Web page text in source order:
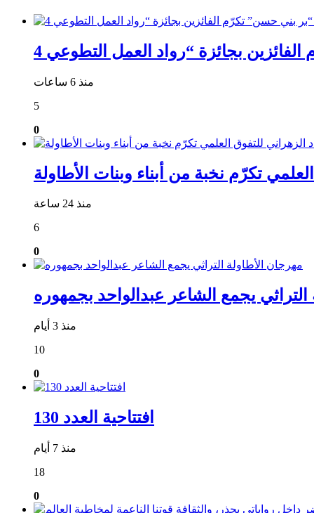
منذ 6 ساعات
5
0
تكرّم نخبة من أبناء وبنات الأطاولة
منذ 24 ساعة
6
0
التراثي يجمع الشاعر عبدالواحد بجمهوره
منذ 3 أيام
10
0
افتتاحية العدد 130
منذ 7 أيام
18
0